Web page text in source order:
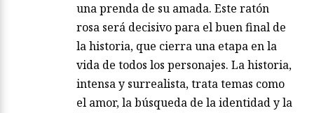
una prenda de su amada. Este ratón
rosa será decisivo para el buen final de
la historia, que cierra una etapa en la
vida de todos los personajes. La historia,
intensa y surrealista, trata temas como
el amor, la búsqueda de la identidad y la